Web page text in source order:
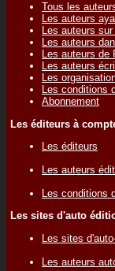
Tous les
Les auteurs
Les auteurs
Les auteurs
Les auteurs de
Les auteurs
Les
Les conditions
Abonnement
Les éditeurs à
Les éditeurs
Les auteurs
Les conditions
Les sites d'auto
Les sites
Les auteurs